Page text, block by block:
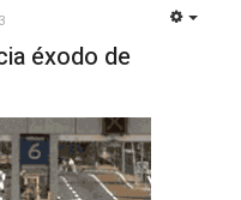
éxodo de